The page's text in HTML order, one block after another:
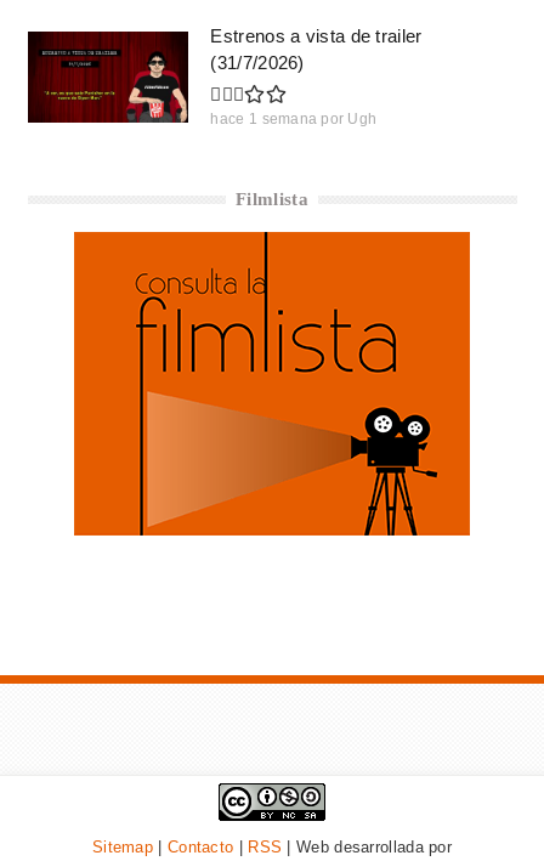
Estrenos a vista de trailer
(31/7/2026)
hace 1 semana por Ugh
Filmlista
Sitemap | Contacto | RSS | Web desarrollada por